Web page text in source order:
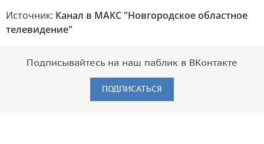
Источник: Канал в МАКС "Новгородское областное
телевидение"
Подписывайтесь на наш паблик в ВКонтакте
ПОДПИСАТЬСЯ